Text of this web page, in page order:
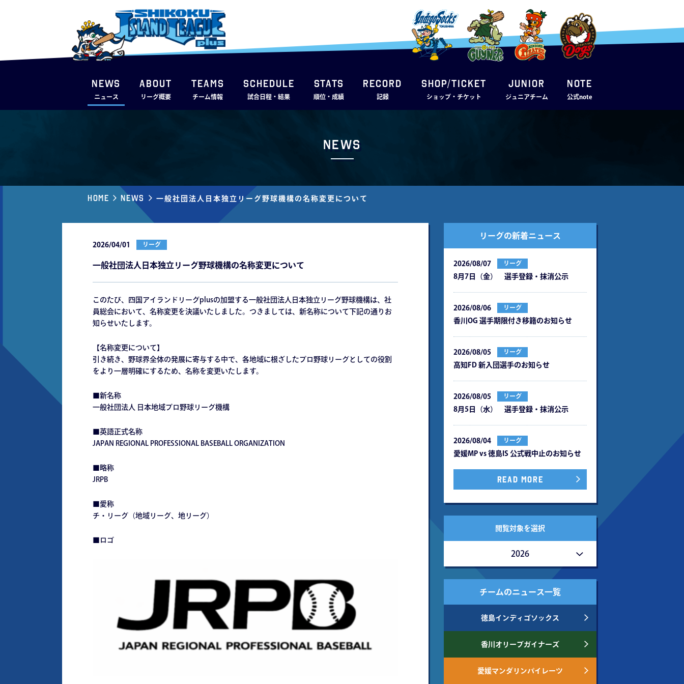
NEWS
ニュース
ABOUT
リーグ概要
TEAMS
チーム情報
SCHEDULE
試合日程・結果
STATS
順位・成績
RECORD
記録
SHOP/TICKET
ショップ・チケット
JUNIOR
ジュニアチーム
note
公式note
News
Home News ⼀般社団法⼈⽇本独⽴リーグ野球機構の名称変更について
2026/04/01 リーグ
⼀般社団法⼈⽇本独⽴リーグ野球機構の名称変更について
このたび、四国アイランドリーグplusの加盟する⼀般社団法⼈⽇本独⽴リーグ野球機構は、社
員総会において、名称変更を決議いたしました。つきましては、新名称について下記の通りお
知らせいたします。
【名称変更について】
引き続き、野球界全体の発展に寄与する中で、各地域に根ざしたプロ野球リーグとしての役割
をより⼀層明確にするため、名称を変更いたします。
■新名称
⼀般社団法⼈ ⽇本地域プロ野球リーグ機構
■英語正式名称
JAPAN REGIONAL PROFESSIONAL BASEBALL ORGANIZATION
■略称
JRPB
■愛称
チ・リーグ（地域リーグ、地リーグ）
■ロゴ
リーグの新着ニュース
2026/08/07 リーグ
8月7日（金） 選手登録・抹消公示
2026/08/06 リーグ
⾹川OG 選⼿期限付き移籍のお知らせ
2026/08/05 リーグ
⾼知FD 新⼊団選⼿のお知らせ
2026/08/05 リーグ
8月5日（水） 選手登録・抹消公示
2026/08/04 リーグ
愛媛MP vs 徳島IS 公式戦中⽌のお知らせ
READ MORE
閲覧対象を選択
2026
チームのニュース一覧
徳島インディゴソックス
香川オリーブガイナーズ
愛媛マンダリンパイレーツ